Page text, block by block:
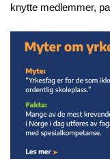
knytte medlemmer,